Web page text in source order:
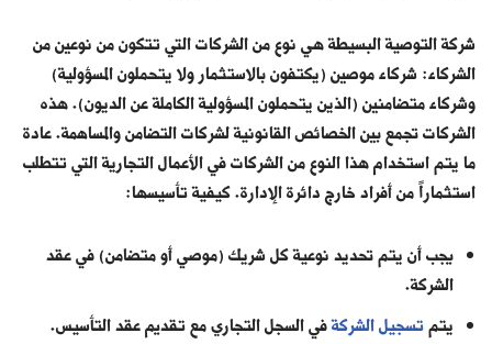
شركة التوصية البسيطة هي نوع من الشركات التي تتكون من نوعين من
الشركاء: شركاء موصين (يكتفون بالاستثمار ولا يتحملون المسؤولية)
وشركاء متضامنين (الذين يتحملون المسؤولية الكاملة عن الديون). هذه
الشركات تجمع بين الخصائص القانونية لشركات التضامن والمساهمة. عادة
ما يتم استخدام هذا النوع من الشركات في الأعمال التجارية التي تتطلب
استثماراً من أفراد خارج دائرة الإدارة. كيفية تأسيسها:
يجب أن يتم تحديد نوعية كل شريك (موصي أو متضامن) في عقد
الشركة.
يتمتسجيل الشركةفي السجل التجاري مع تقديم عقد التأسيس.